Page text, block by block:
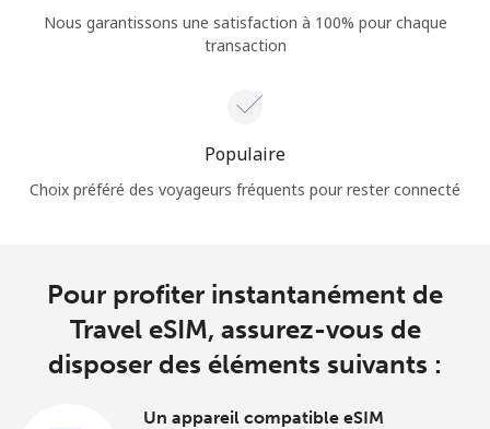
Nous garantissons une satisfaction à 100% pour chaque
transaction
Populaire
Choix préféré des voyageurs fréquents pour rester connecté
Pour profiter instantanément de
Travel eSIM, assurez-vous de
disposer des éléments suivants :
Un appareil compatible eSIM